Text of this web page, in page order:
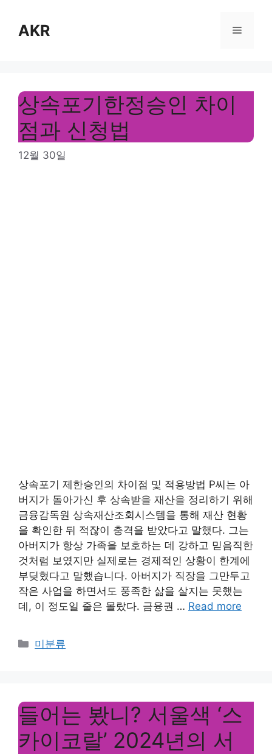
content
AKR Menu
상속포기한정승인 차이
점과 신청법
12월 30일
상속포기 제한승인의 차이점 및 적용방법 P씨는 아
버지가 돌아가신 후 상속받을 재산을 정리하기 위해
금융감독원 상속재산조회시스템을 통해 재산 현황
을 확인한 뒤 적잖이 충격을 받았다고 말했다. 그는
아버지가 항상 가족을 보호하는 데 강하고 믿음직한
것처럼 보였지만 실제로는 경제적인 상황이 한계에
부딪혔다고 말했습니다. 아버지가 직장을 그만두고
작은 사업을 하면서도 풍족한 삶을 살지는 못했는
데, 이 정도일 줄은 몰랐다. 금융권 … Read more
Categories
미분류
들어는 봤니? 서울색 ‘스
카이코랄’ 2024년의 서